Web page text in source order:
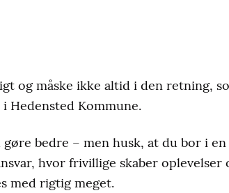
og måske ikke altid i den retning,
Hedensted Kommune.
bedre – men husk, at du bor i en
hvor frivillige skaber oplevelser
med rigtig meget.